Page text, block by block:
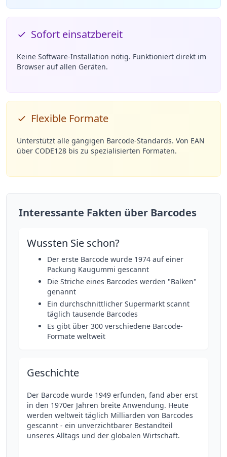
Sofort einsatzbereit
Keine Software-Installation nötig. Funktioniert direkt im
Browser auf allen Geräten.
Flexible Formate
Unterstützt alle gängigen Barcode-Standards. Von EAN
über CODE128 bis zu spezialisierten Formaten.
Interessante Fakten über Barcodes
Wussten Sie schon?
Der erste Barcode wurde 1974 auf einer
Packung Kaugummi gescannt
Die Striche eines Barcodes werden "Balken"
genannt
Ein durchschnittlicher Supermarkt scannt
täglich tausende Barcodes
Es gibt über 300 verschiedene Barcode-
Formate weltweit
Geschichte
Der Barcode wurde 1949 erfunden, fand aber erst
in den 1970er Jahren breite Anwendung. Heute
werden weltweit täglich Milliarden von Barcodes
gescannt - ein unverzichtbarer Bestandteil
unseres Alltags und der globalen Wirtschaft.